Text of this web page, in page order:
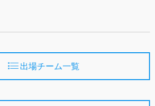
出場チーム一覧